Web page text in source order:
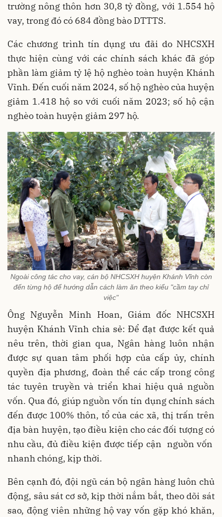
trường nông thôn hơn 30,8 tỷ đồng, với 1.554 hộ
vay, trong đó có 684 đồng bào DTTTS.
Các chương trình tín dụng ưu đãi do NHCSXH
thực hiện cùng với các chính sách khác đã góp
phần làm giảm tỷ lệ hộ nghèo toàn huyện Khánh
Vĩnh. Đến cuối năm 2024, số hộ nghèo của huyện
giảm 1.418 hộ so với cuối năm 2023; số hộ cận
nghèo toàn huyện giảm 297 hộ.
Ngoài công tác cho vay, cán bộ NHCSXH huyện Khánh Vĩnh còn
đến từng hộ để hướng dẫn cách làm ăn theo kiểu "cầm tay chỉ
việc"
Ông Nguyễn Minh Hoan, Giám đốc NHCSXH
huyện Khánh Vĩnh chia sẻ: Để đạt được kết quả
nêu trên, thời gian qua, Ngân hàng luôn nhận
được sự quan tâm phối hợp của cấp ủy, chính
quyền địa phương, đoàn thể các cấp trong công
tác tuyên truyền và triển khai hiệu quả nguồn
vốn. Qua đó, giúp nguồn vốn tín dụng chính sách
đến được 100% thôn, tổ của các xã, thị trấn trên
địa bàn huyện, tạo điều kiện cho các đối tượng có
nhu cầu, đủ điều kiện được tiếp cận nguồn vốn
nhanh chóng, kịp thời.
Bên cạnh đó, đội ngũ cán bộ ngân hàng luôn chủ
động, sâu sát cơ sở, kịp thời nắm bắt, theo dõi sát
sao, động viên những hộ vay vốn gặp khó khăn,